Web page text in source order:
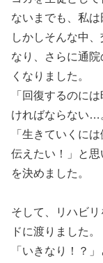
ないまでも、私は
しかしそんな中
なり、さらに通
くなりました。
「回復するのに
ければならない…
「生きていくに
伝えたい！」と
を決めました。
そして、リハビ
ドに渡りました。
「いきなり！？